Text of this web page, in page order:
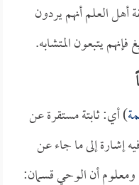
أهل العلم أنهم يردون
يتبعون المتشابه.
) أي: ثابتة مستقرة عن
إشارة إلى ما جاء عن
ومعلوم أن الوحي قسمان: